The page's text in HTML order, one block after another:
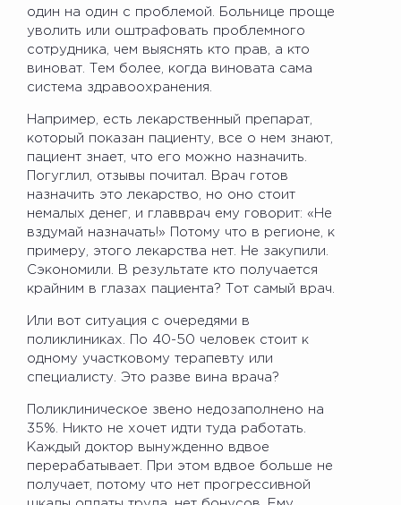
один на один с проблемой. Больнице проще
уволить или оштрафовать проблемного
сотрудника, чем выяснять кто прав, а кто
виноват. Тем более, когда виновата сама
система здравоохранения.
Например, есть лекарственный препарат,
который показан пациенту, все о нем знают,
пациент знает, что его можно назначить.
Погуглил, отзывы почитал. Врач готов
назначить это лекарство, но оно стоит
немалых денег, и главврач ему говорит: «Не
вздумай назначать!» Потому что в регионе, к
примеру, этого лекарства нет. Не закупили.
Сэкономили. В результате кто получается
крайним в глазах пациента? Тот самый врач.
Или вот ситуация с очередями в
поликлиниках. По 40-50 человек стоит к
одному участковому терапевту или
специалисту. Это разве вина врача?
Поликлиническое звено недозаполнено на
35%. Никто не хочет идти туда работать.
Каждый доктор вынужденно вдвое
перерабатывает. При этом вдвое больше не
получает, потому что нет прогрессивной